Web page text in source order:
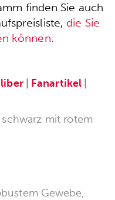
finden Sie auch
die Sie
können.
| Fanartikel
mit rotem
Gewebe,